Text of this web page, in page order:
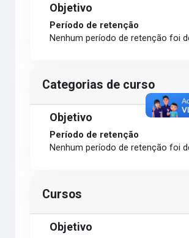
Objetivo
Período de retenção
Nenhum período de retenção foi
Categorias de curso
Objetivo
Período de retenção
Nenhum período de retenção foi
Cursos
Objetivo